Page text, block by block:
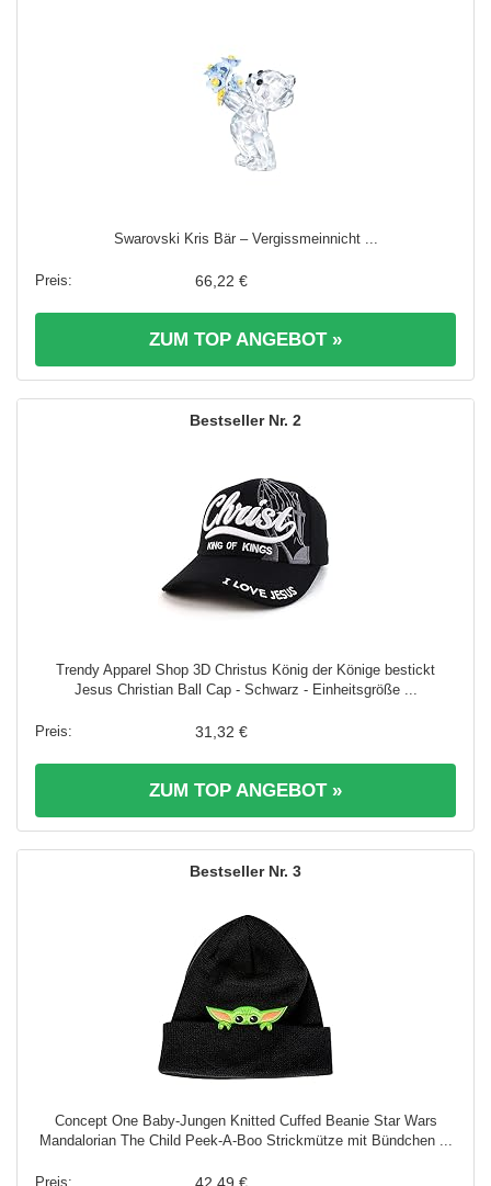
Swarovski Kris Bär – Vergissmeinnicht ...
66,22 €
ZUM TOP ANGEBOT »
2
Trendy Apparel Shop 3D Christus König der Könige bestickt
Jesus Christian Ball Cap - Schwarz - Einheitsgröße ...
31,32 €
ZUM TOP ANGEBOT »
3
Concept One Baby-Jungen Knitted Cuffed Beanie Star Wars
Mandalorian The Child Peek-A-Boo Strickmütze mit Bündchen ...